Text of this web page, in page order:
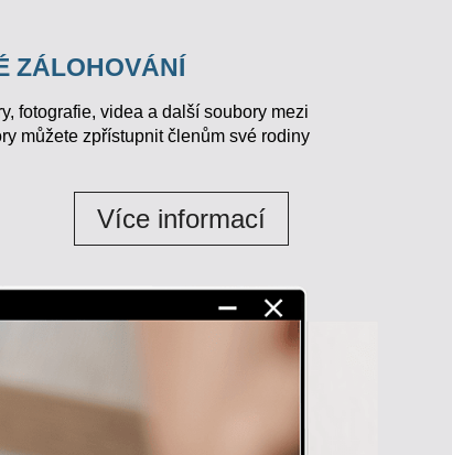
ZÁLOHOVÁNÍ
fotografie, videa a další soubory mezi
můžete zpřístupnit členům své rodiny
Více informací